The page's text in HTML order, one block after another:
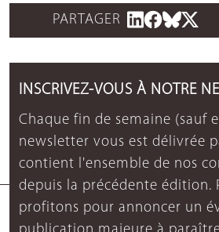
PARTAGER
INSCRIVEZ-VOUS À NOTRE
Chaque fin de semaine (sauf
newsletter vous est délivrée
contient l'ensemble de nos
depuis la précédente édition.
profitons pour annoncer un